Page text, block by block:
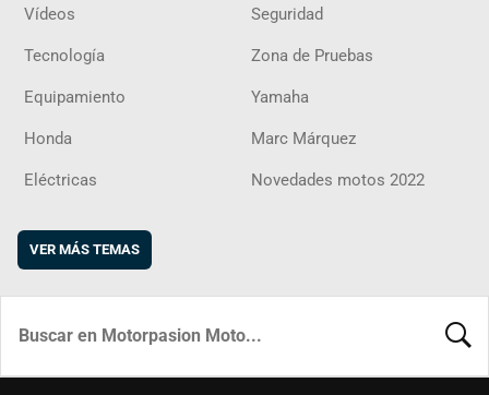
Vídeos Seguridad
Tecnología Zona de Pruebas
Equipamiento Yamaha
Honda Marc Márquez
Eléctricas Novedades motos 2022
VER MÁS TEMAS